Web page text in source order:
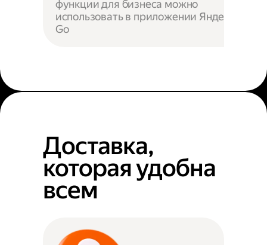
функции для бизнеса можно
использовать в приложении Яндекс
Go
Доставка,
которая удобна
всем